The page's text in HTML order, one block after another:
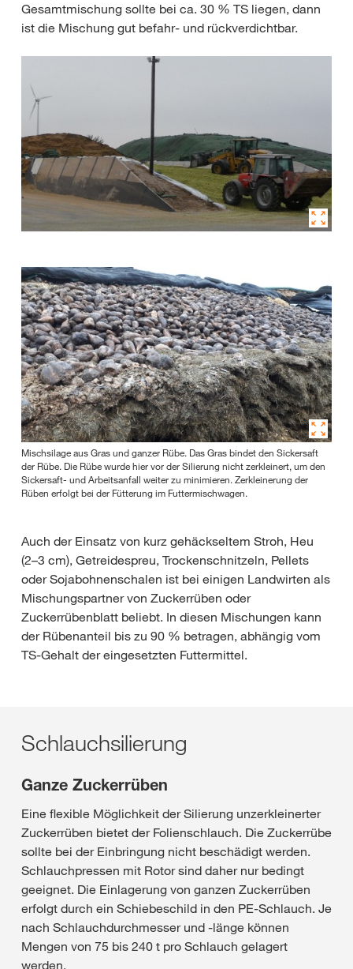
Gesamtmischung sollte bei ca. 30 % TS liegen, dann
ist die Mischung gut befahr- und rückverdichtbar.
Mischsilage aus Gras und ganzer Rübe. Das Gras bindet den Sickersaft
der Rübe. Die Rübe wurde hier vor der Silierung nicht zerkleinert, um den
Sickersaft- und Arbeitsanfall weiter zu minimieren. Zerkleinerung der
Rüben erfolgt bei der Fütterung im Futtermischwagen.
Auch der Einsatz von kurz gehäckseltem Stroh, Heu
(2–3 cm), Getreidespreu, Trockenschnitzeln, Pellets
oder Sojabohnenschalen ist bei einigen Landwirten als
Mischungspartner von Zuckerrüben oder
Zuckerrübenblatt beliebt. In diesen Mischungen kann
der Rübenanteil bis zu 90 % betragen, abhängig vom
TS-Gehalt der eingesetzten Futtermittel.
Schlauchsilierung
Ganze Zuckerrüben
Eine flexible Möglichkeit der Silierung unzerkleinerter
Zuckerrüben bietet der Folienschlauch. Die Zuckerrübe
sollte bei der Einbringung nicht beschädigt werden.
Schlauchpressen mit Rotor sind daher nur bedingt
geeignet. Die Einlagerung von ganzen Zuckerrüben
erfolgt durch ein Schiebeschild in den PE-Schlauch. Je
nach Schlauchdurchmesser und -länge können
Mengen von 75 bis 240 t pro Schlauch gelagert
werden.